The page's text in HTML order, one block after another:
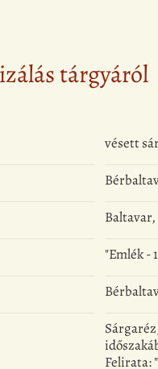
tárgyáról
vésett
"Emlék -
Felirata: